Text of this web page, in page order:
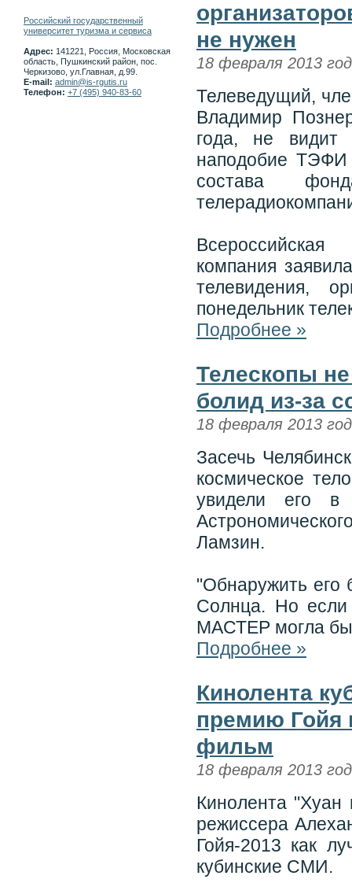
не нужен
18 февраля 2013
Телеведущий,
Владимир
года, не видит
наподобие
состава
Всероссийская
компания
телевидения,
понедельник
Подробнее »
Телескопы
болид из-за
18 февраля 2013
Засечь
космическое
увидели его в
Ламзин.
"Обнаружить его
Солнца. Но если
МАСТЕР могла бы
Подробнее »
Кинолента
премию Гойя
фильм
18 февраля 2013
Кинолента "Хуан
режиссера
Гойя-2013 как
кубинские СМИ.
Российский государственный
университет туризма и сервиса
Адрес: 141221, Россия, Московская
область, Пушкинский район, пос.
Черкизово, ул.Главная, д.99.
E-mail: admin@is-rgutis.ru
Телефон: +7 (495) 940-83-60